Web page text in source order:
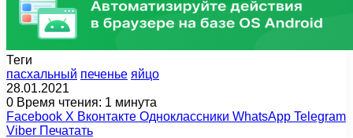
Теги
пасхальный печенье яйцо
28.01.2021
0 Время чтения: 1 минута
Facebook X Вконтакте Одноклассники WhatsApp Telegram
Viber Печатать